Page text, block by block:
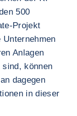
500
Projekt
Anlagen
können
dagegen
in dieser